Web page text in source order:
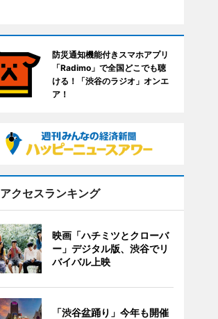
防災通知機能付きスマホアプリ
「Radimo」で全国どこでも聴
ける！「渋谷のラジオ」オンエ
ア！
アクセスランキング
映画「ハチミツとクローバ
ー」デジタル版、渋谷でリ
バイバル上映
「渋谷盆踊り」今年も開催